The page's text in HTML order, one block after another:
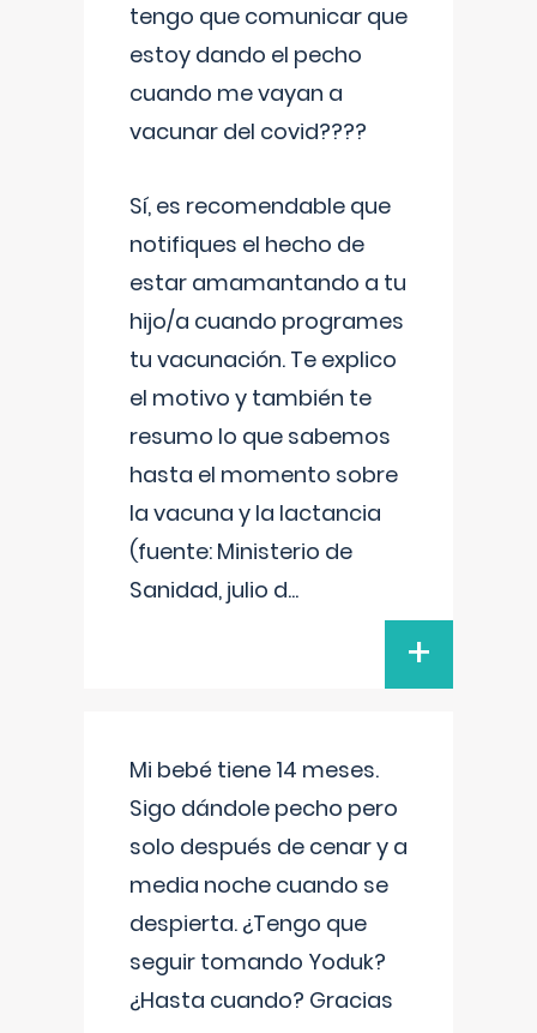
tengo que comunicar que
estoy dando el pecho
cuando me vayan a
vacunar del covid????
Sí, es recomendable que
notifiques el hecho de
estar amamantando a tu
hijo/a cuando programes
tu vacunación. Te explico
el motivo y también te
resumo lo que sabemos
hasta el momento sobre
la vacuna y la lactancia
(fuente: Ministerio de
Sanidad, julio d...
+
Mi bebé tiene 14 meses.
Sigo dándole pecho pero
solo después de cenar y a
media noche cuando se
despierta. ¿Tengo que
seguir tomando Yoduk?
¿Hasta cuando? Gracias